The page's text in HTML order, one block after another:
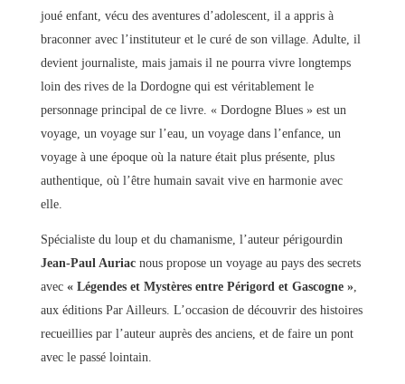
joué enfant, vécu des aventures d’adolescent, il a appris à
braconner avec l’instituteur et le curé de son village. Adulte, il
devient journaliste, mais jamais il ne pourra vivre longtemps
loin des rives de la Dordogne qui est véritablement le
personnage principal de ce livre. « Dordogne Blues » est un
voyage, un voyage sur l’eau, un voyage dans l’enfance, un
voyage à une époque où la nature était plus présente, plus
authentique, où l’être humain savait vive en harmonie avec
elle.
Spécialiste du loup et du chamanisme, l’auteur périgourdin
Jean-Paul Auriac nous propose un voyage au pays des secrets
avec « Légendes et Mystères entre Périgord et Gascogne »,
aux éditions Par Ailleurs. L’occasion de découvrir des histoires
recueillies par l’auteur auprès des anciens, et de faire un pont
avec le passé lointain.